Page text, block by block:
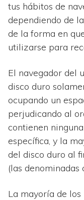
tus hábitos de
dependiendo de
de la forma en
utilizarse para
El navegador del
disco duro
ocupando un
perjudicando al
contienen
específica, y la
del disco duro al
(las denominadas
La mayoría de